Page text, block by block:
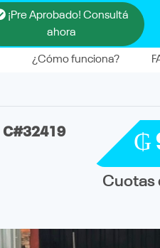
¡Pre Aprobado! Consultá
ahora
¿Cómo funciona?
C#32419 ₲
Cuotas